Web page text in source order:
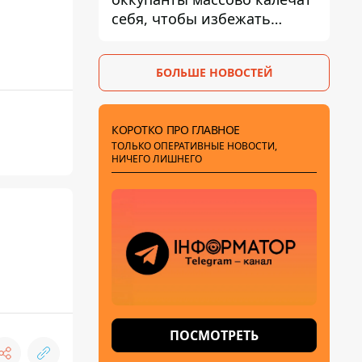
себя, чтобы избежать
БОЛЬШЕ НОВОСТЕЙ
КОРОТКО ПРО ГЛАВНОЕ
ТОЛЬКО ОПЕРАТИВНЫЕ НОВОСТИ,
НИЧЕГО ЛИШНЕГО
ПОСМОТРЕТЬ